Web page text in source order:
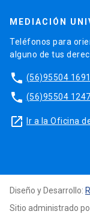
MEDIACIÓN
Teléfonos para
alguno de tus
phone (56)95504 1691
phone (56)95504 1247
launch Ir a la Oficina
Diseño y Desarrollo:
Sitio administrado